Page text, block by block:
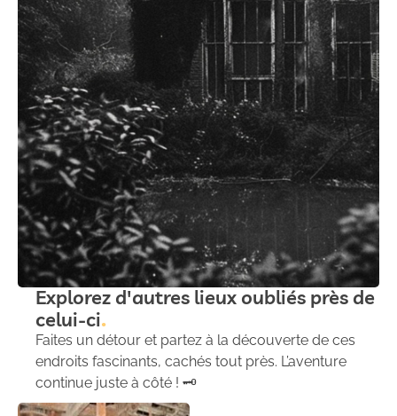
Explorez d'autres lieux oubliés près de
celui-ci
Faites un détour et partez à la découverte de ces
endroits fascinants, cachés tout près. L’aventure
continue juste à côté ! 🗝️